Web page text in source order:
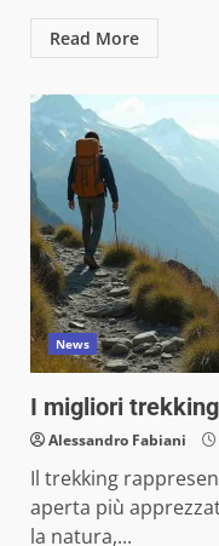
Read More
News
I migliori
Alessandro Fabiani
Il trekking
aperta più
la natura,...